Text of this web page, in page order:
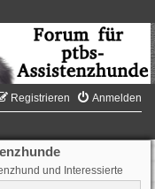
Anmelden
Registrieren
und Interessierte